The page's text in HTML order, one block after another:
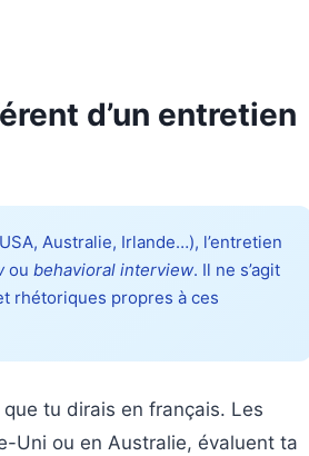
d’un entretien
Australie, Irlande…), l’entretien
ou behavioral interview. Il ne s’agit
rhétoriques propres à ces
tu dirais en français. Les
Uni ou en Australie, évaluent ta